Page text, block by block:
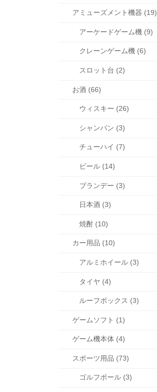
アミューズメント機器 (19)
アーケードゲーム機 (9)
クレーンゲーム機 (6)
スロット台 (2)
お酒 (66)
ウィスキー (26)
シャンパン (3)
チューハイ (7)
ビール (14)
ブランデー (3)
日本酒 (3)
焼酎 (10)
カー用品 (10)
アルミホイール (3)
タイヤ (4)
ルーフボックス (3)
ゲームソフト (1)
ゲーム機本体 (4)
スポーツ用品 (73)
ゴルフボール (3)